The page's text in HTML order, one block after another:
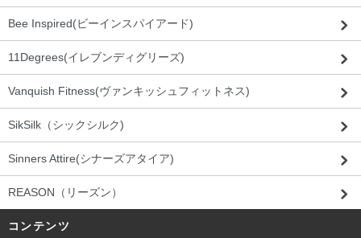
Bee Inspired(ビーインスパイアード)
11Degrees(イレブンディグリーズ)
Vanquish Fitness(ヴァンキッシュフィットネス)
SikSilk（シックシルク)
Sinners Attire(シナーズアタイア)
REASON（リーズン）
コンテンツ